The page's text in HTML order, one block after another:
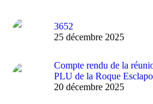
3652
25 décembre 2025
Compte rendu de la
PLU de la Roque
20 décembre 2025